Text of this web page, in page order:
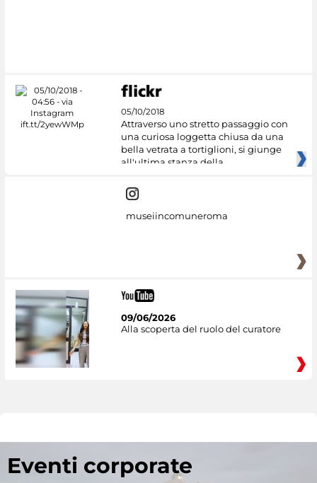
05/10/2018
Attraverso uno stretto passaggio con
una curiosa loggetta chiusa da una
bella vetrata a tortiglioni, si giunge
all'ultima stanza della
museiincomuneroma
09/06/2026
Alla scoperta del ruolo del curatore
Eventi corporate